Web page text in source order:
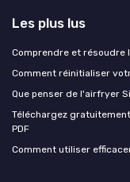
Les plus lus
Comprendre et résoudre
Comment réinitialiser
Que penser de l'airfryer
Téléchargez
PDF
Comment utiliser